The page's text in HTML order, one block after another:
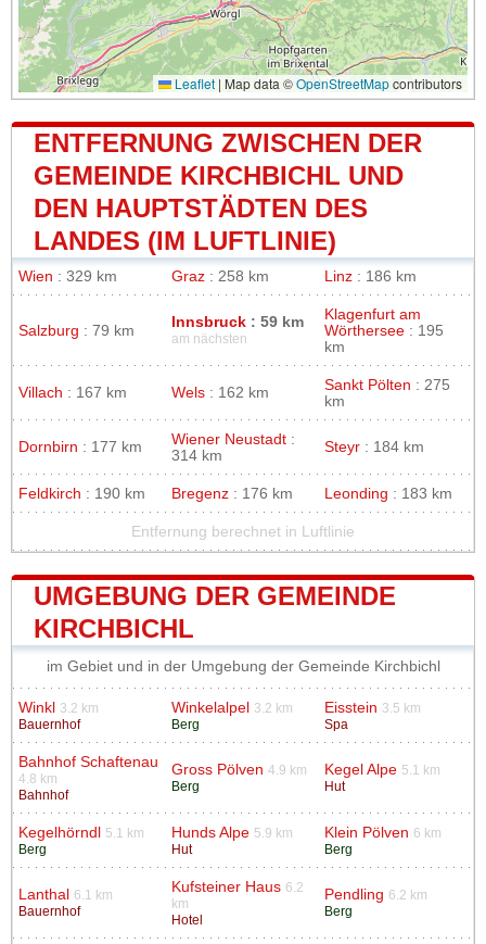
Leaflet | Map data ©OpenStreetMapcontributors
ENTFERNUNG ZWISCHEN DER
GEMEINDE KIRCHBICHL UND
DEN HAUPTSTÄDTEN DES
LANDES (IM LUFTLINIE)
Wien : 329 km Graz : 258 km Linz : 186 km
Salzburg : 79 km
Innsbruck : 59 km
am nächsten
Klagenfurt am
Wörthersee : 195
km
Villach : 167 km Wels : 162 km Sankt Pölten : 275
km
Dornbirn : 177 km Wiener Neustadt :
314 km
Steyr : 184 km
Feldkirch : 190 km Bregenz : 176 km Leonding : 183 km
Entfernung berechnet in Luftlinie
UMGEBUNG DER GEMEINDE
KIRCHBICHL
im Gebiet und in der Umgebung der Gemeinde Kirchbichl
Winkl
3.2 km
Bauernhof
Winkelalpel
3.2 km
Berg
Eisstein 3.5 km
Spa
Bahnhof Schaftenau
4.8 km
Bahnhof
Gross Pölven 4.9 km
Berg
Kegel Alpe 5.1 km
Hut
Kegelhörndl
5.1 km
Berg
Hunds Alpe 5.9 km
Hut
Klein Pölven 6 km
Berg
Lanthal
6.1 km
Bauernhof
Kufsteiner Haus 6.2
km
Hotel
Pendling 6.2 km
Berg